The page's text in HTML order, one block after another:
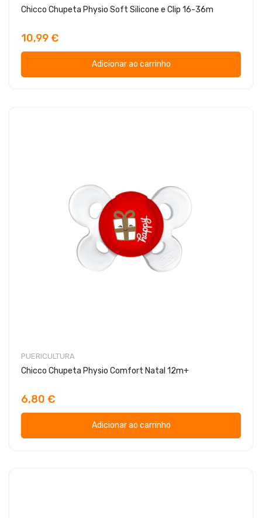
Chicco Chupeta Physio Soft Silicone e Clip 16-36m
10,99 €
Adicionar ao carrinho
PUERICULTURA
Chicco Chupeta Physio Comfort Natal 12m+
6,80 €
Adicionar ao carrinho